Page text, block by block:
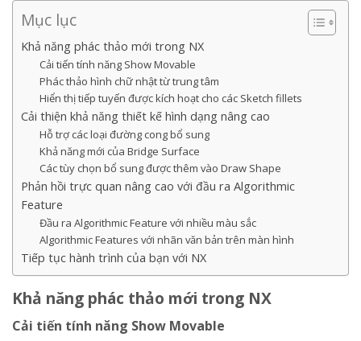
Mục lục
Khả năng phác thảo mới trong NX
Cải tiến tính năng Show Movable
Phác thảo hình chữ nhật từ trung tâm
Hiển thị tiếp tuyến được kích hoạt cho các Sketch fillets
Cải thiện khả năng thiết kế hình dạng nâng cao
Hỗ trợ các loại đường cong bổ sung
Khả năng mới của Bridge Surface
Các tùy chọn bổ sung được thêm vào Draw Shape
Phản hồi trực quan nâng cao với đầu ra Algorithmic
Feature
Đầu ra Algorithmic Feature với nhiều màu sắc
Algorithmic Features với nhãn văn bản trên màn hình
Tiếp tục hành trình của bạn với NX
Khả năng phác thảo mới trong NX
Cải tiến tính năng Show Movable